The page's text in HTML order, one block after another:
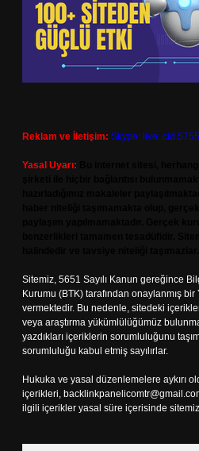
Reklam ve İletişim: Skype:
Yasal Uyarı:
Sitemiz, 5651 Sayılı Kanun gereğince
Kurumu (BTK) tarafından onaylanmış bir
vermektedir. Bu nedenle, sitedeki
veya araştırma yükümlülüğümüz
yazdıkları içeriklerin sorumluluğunu
sorumluluğu kabul etmiş sayılırlar.
Hukuka ve yasal düzenlemelere aykırı
içerikleri,
ilgili içerikler yasal süre içerisinde